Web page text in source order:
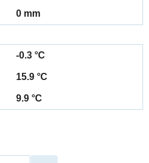
0 mm
-0.3 °C
15.9 °C
9.9 °C